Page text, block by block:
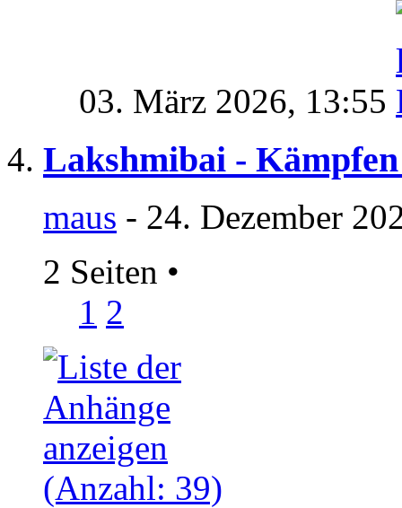
03. März 2026, 13:55
Lakshmibai -
maus - 24. Dezember
2 Seiten •
1 2